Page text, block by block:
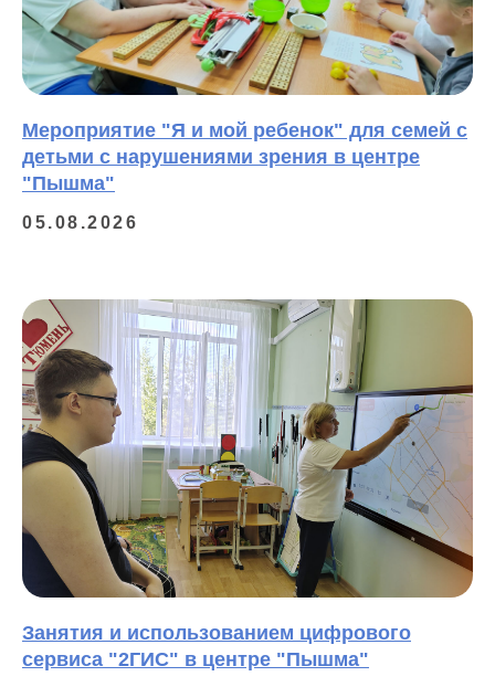
Мероприятие "Я и мой ребенок" для семей с
детьми с нарушениями зрения в центре
"Пышма"
05.08.2026
Занятия и использованием цифрового
сервиса "2ГИС" в центре "Пышма"